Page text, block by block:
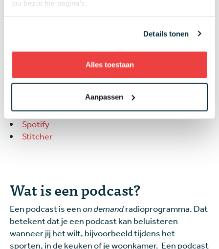
jou bezochte pagina’s.
Details tonen
Alles toestaan
Aanpassen
Laatste aflevering 'Podje
Golf'
Wijzig je instelling
en accepteer marketing
cookies om deze inhoud te kunnen bekijken.
Apple Podcasts/iTunes
Google Podcasts
Spotify
Stitcher
Wat is een podcast?
Een podcast is eenon demandradioprogramma. Dat
betekent dat je een podcast kan beluisteren
wanneer jij het wilt, bijvoorbeeld tijdens het
sporten, in de keuken of je woonkamer. Een podcast